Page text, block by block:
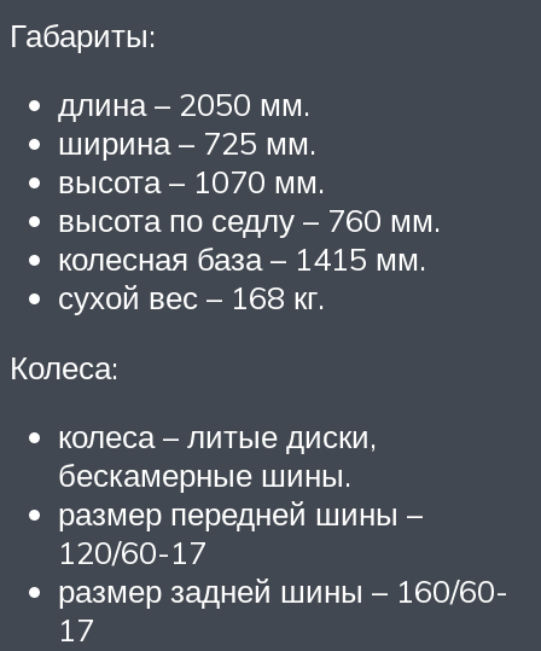
Габариты:
длина – 2050 мм.
ширина – 725 мм.
высота – 1070 мм.
высота по седлу – 760 мм.
колесная база – 1415 мм.
сухой вес – 168 кг.
Колеса:
колеса – литые диски,
бескамерные шины.
размер передней шины –
120/60-17
размер задней шины – 160/60-
17